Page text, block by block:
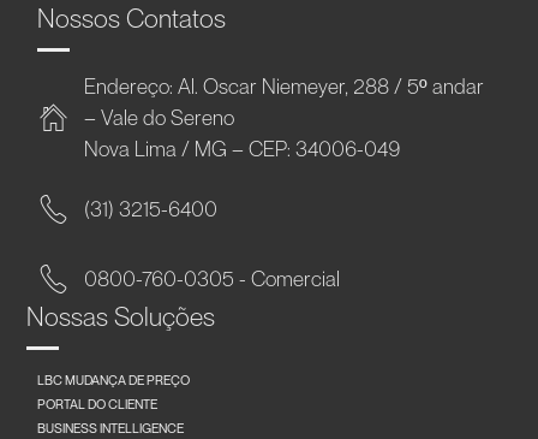
Nossos Contatos
Endereço: Al. Oscar Niemeyer, 288 / 5º andar
– Vale do Sereno
Nova Lima / MG – CEP: 34006-049
(31) 3215-6400
0800-760-0305 - Comercial
Nossas Soluções
LBC MUDANÇA DE PREÇO
PORTAL DO CLIENTE
BUSINESS INTELLIGENCE